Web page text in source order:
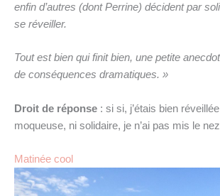
enfin d’autres (dont Perrine) décident par
se réveiller.
Tout est bien qui finit bien, une petite
de conséquences dramatiques. »
Droit de réponse : si si, j’étais bien
moqueuse, ni solidaire, je n’ai pas mis le
Matinée cool